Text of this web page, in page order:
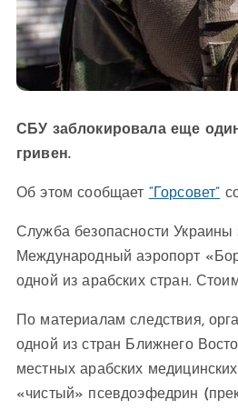
СБУ заблокировала еще
гривен.
Об этом сообщает “Горсовет”
Служба безопасности
Международный аэропорт
одной из арабских стран.
По материалам следствия,
одной из стран Ближнего
местных арабских
«чистый» псевдоэфедрин